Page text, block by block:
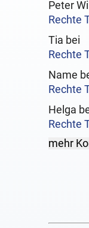
Peter
Rechte
Tia bei
Rechte
Name
Rechte
Helga
Rechte
mehr